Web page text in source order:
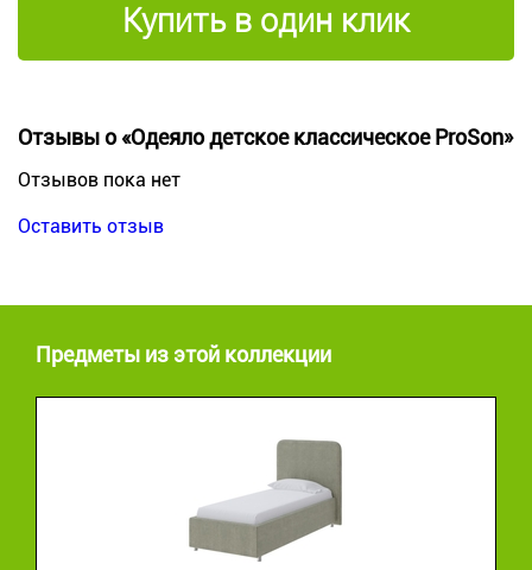
Купить в один клик
Отзывы о «Одеяло детское классическое ProSon»
Отзывов пока нет
Оставить отзыв
Предметы из этой коллекции